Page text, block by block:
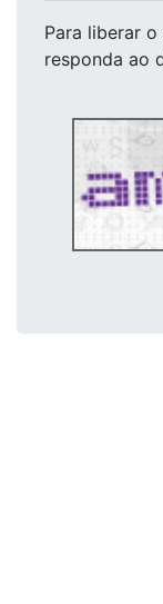
Para liberar o
responda ao